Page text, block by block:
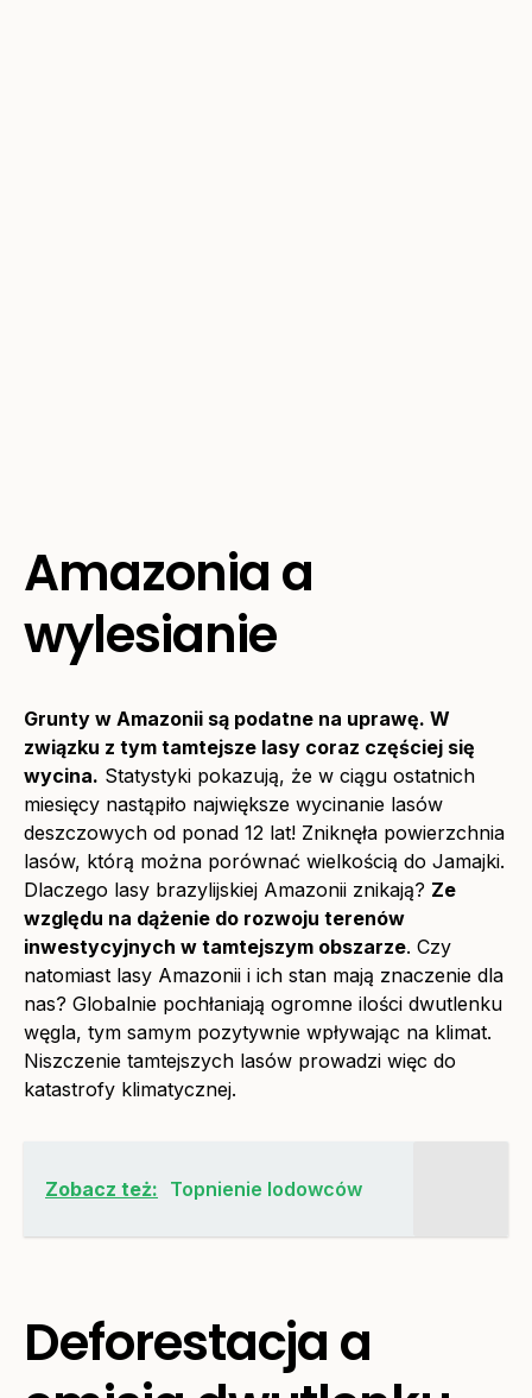
Amazonia a
wylesianie
Grunty w Amazonii są podatne na uprawę. W
związku z tym tamtejsze lasy coraz częściej się
wycina. Statystyki pokazują, że w ciągu ostatnich
miesięcy nastąpiło największe wycinanie lasów
deszczowych od ponad 12 lat! Zniknęła powierzchnia
lasów, którą można porównać wielkością do Jamajki.
Dlaczego lasy brazylijskiej Amazonii znikają? Ze
względu na dążenie do rozwoju terenów
inwestycyjnych w tamtejszym obszarze. Czy
natomiast lasy Amazonii i ich stan mają znaczenie dla
nas? Globalnie pochłaniają ogromne ilości dwutlenku
węgla, tym samym pozytywnie wpływając na klimat.
Niszczenie tamtejszych lasów prowadzi więc do
katastrofy klimatycznej.
Zobacz też: Topnienie lodowców
Deforestacja a